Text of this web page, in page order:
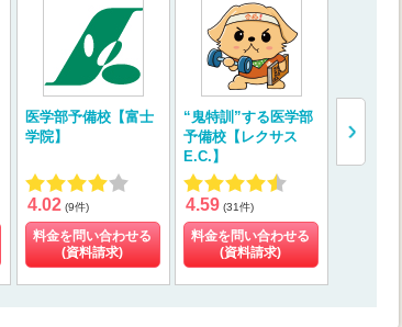
医学部予備校【富士
学院】
4.02 (9件)
料金を問い合わせる
(資料請求)
“鬼特訓”する医学部
予備校【レクサス
E.C.】
4.59 (31件)
料金を問い合わせる
(資料請求)
ディカル